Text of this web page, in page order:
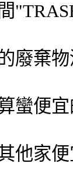
廢棄
蠻便
他家